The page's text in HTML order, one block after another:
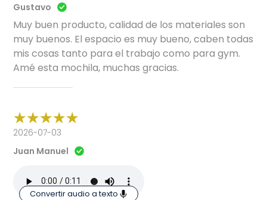
Gustavo
Muy buen producto, calidad de los materiales son
muy buenos. El espacio es muy bueno, caben todas
mis cosas tanto para el trabajo como para gym.
Amé esta mochila, muchas gracias.
2026-07-03
Juan Manuel
Convertir audio a texto